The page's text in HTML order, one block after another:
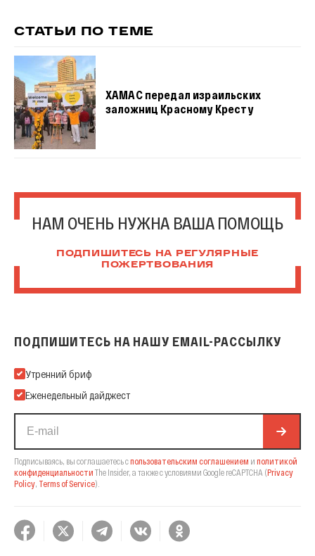
СТАТЬИ ПО ТЕМЕ
ХАМАС передал израильских
заложниц Красному Кресту
НАМ ОЧЕНЬ НУЖНА ВАША ПОМОЩЬ
ПОДПИШИТЕСЬ НА РЕГУЛЯРНЫЕ
ПОЖЕРТВОВАНИЯ
ПОДПИШИТЕСЬ НА НАШУ EMAIL-РАССЫЛКУ
Подпишитесь на нашу Email-рассылку
Утренний бриф
Еженедельный дайджест
Подписываясь, вы соглашаетесь спользовательским соглашением и политикой
конфиденциальности The Insider, а также с условиями Google reCAPTCHA (Privacy
Policy, Terms of Service).